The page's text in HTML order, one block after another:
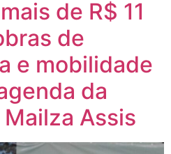
de R$ 11
de
e mobilidade
da
Assis